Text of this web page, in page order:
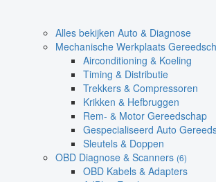
Alles bekijken Auto & Diagnose
Mechanische Werkplaats
Airconditioning & Koeling
Timing & Distributie
Trekkers & Compressoren
Krikken & Hefbruggen
Rem- & Motor Gereedschap
Gespecialiseerd Auto
Sleutels & Doppen
OBD Diagnose & Scanners (6)
OBD Kabels & Adapters